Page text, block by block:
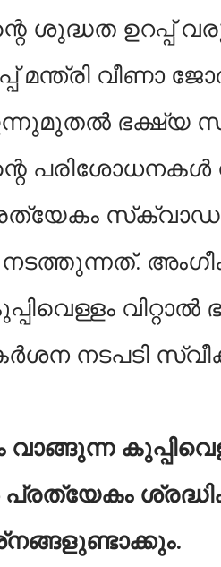
ശുദ്ധത ഉറപ്പ്
വീണാ
ഭക്ഷ്യ
നടപടി
വാങ്ങുന്ന